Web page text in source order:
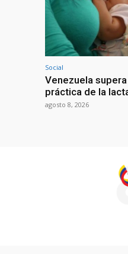
Social
Venezuela
práctica de la
agosto 8, 2026